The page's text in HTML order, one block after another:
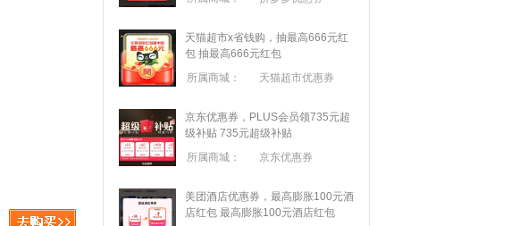
天猫超市x省钱购，抽最高666元红
包 抽最高666元红包
所属商城：
天猫超市优惠券
京东优惠券，PLUS会员领735元超
级补贴 735元超级补贴
所属商城：
京东优惠券
美团酒店优惠券，最高膨胀100元酒
店红包 最高膨胀100元酒店红包